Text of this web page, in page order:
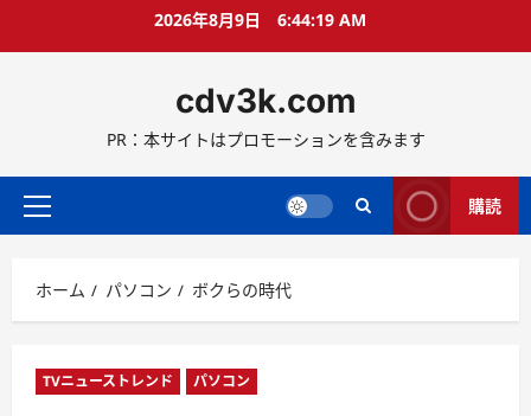
ス
ッ
2026年8月9日 6:44:20 AM
cdv3k.com
PR：本サイトはプロモーションを含みます
メ
メ
ニ
ー
購読
ホーム パソコン ボクらの時代
TVニューストレンド パソコン